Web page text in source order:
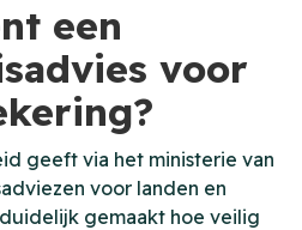
een
voor
geeft via het ministerie van
voor landen en
gemaakt hoe veilig